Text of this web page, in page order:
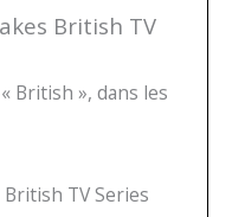
British TV
British », dans les
TV Series